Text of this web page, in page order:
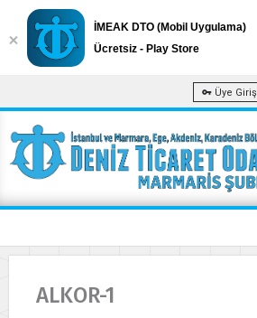
Üye Giriş
ALKOR-1
İMEAK DTO (Mobil Uygulama)
Ücretsiz - Play Store